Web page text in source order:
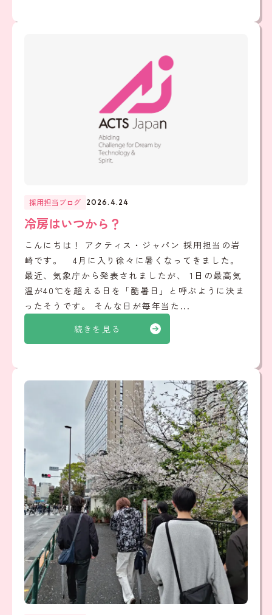
続きを見る
採用担当ブログ 2026.4.24
冷房はいつから？
こんにちは！ アクティス・ジャパン 採用担当の岩
崎です。 4月に入り徐々に暑くなってきました。
最近、気象庁から発表されましたが、 1日の最高気
温が40℃を超える日を「酷暑日」と呼ぶように決ま
ったそうです。 そんな日が毎年当た...